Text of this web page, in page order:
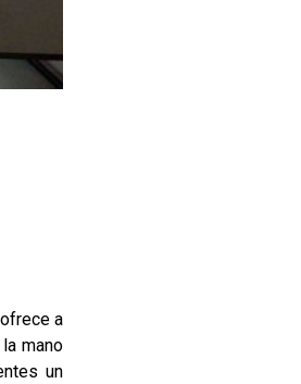
a
mano
un